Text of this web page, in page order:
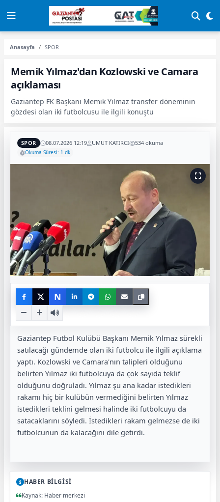
Anasayfa SPOR
Memik Yılmaz'dan Kozlowski ve Camara
açıklaması
Gaziantep FK Başkanı Memik Yılmaz transfer döneminin
gözdesi olan iki futbolcusu ile ilgili konuştu
SPOR 08.07.2026 12:19 UMUT KATIRCI 534 okuma
Okuma Süresi: 1 dk
N
Gaziantep Futbol Kulübü Başkanı Memik Yılmaz sürekli
satılacağı gündemde olan iki futbolcu ile ilgili açıklama
yaptı. Kozlowski ve Camara'nın talipleri olduğunu
belirten Yılmaz iki futbolcuya da çok sayıda teklif
olduğunu doğruladı. Yılmaz şu ana kadar istedikleri
rakamı hiç bir kulübün vermediğini belirten Yılmaz
istedikleri teklini gelmesi halinde iki futbolcuyu da
satacaklarını söyledi. İstedikleri rakam gelmezse de iki
futbolcunun da kalacağını dile getirdi.
HABER BİLGİSİ
Kaynak: Haber merkezi